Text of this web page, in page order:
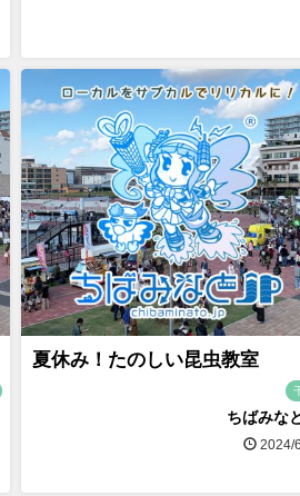
夏休み！たのしい昆虫教室
ちばみな
2024/